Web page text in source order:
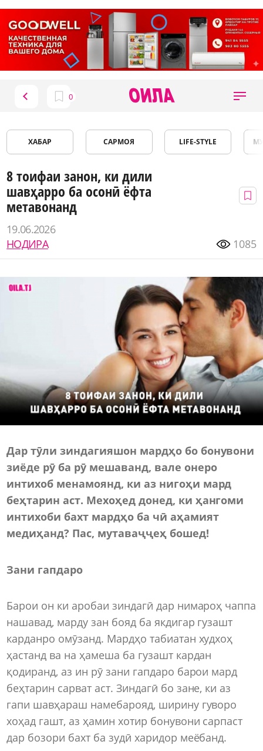
ХАБАР САРМОЯ LIFE-STYLE
8 тоифаи занон, ки дили
шавҳарро ба осонӣ ёфта
метавонанд
19.06.2026
НОДИРА
1085
Дар тӯли зиндагияшон мардҳо бо бонувони
зиёде рӯ ба рӯ мешаванд, вале онеро
интихоб менамоянд, ки аз нигоҳи мард
беҳтарин аст. Мехоҳед донед, ки ҳангоми
интихоби бахт мардҳо ба чӣ аҳамият
медиҳанд? Пас, мутаваҷҷеҳ бошед!
Зани гапдаро
Барои он ки аробаи зиндагӣ дар нимароҳ чаппа
нашавад, марду зан бояд ба якдигар гузашт
карданро омӯзанд. Мардҳо табиатан худхоҳ
ҳастанд ва на ҳамеша ба гузашт кардан
қодиранд, аз ин рӯ зани гапдаро барои мард
беҳтарин сарват аст. Зиндагӣ бо зане, ки аз
гапи шавҳараш намебарояд, ширину гуворо
хоҳад гашт, аз ҳамин хотир бонувони сарпаст
дар бозори бахт ба зудӣ харидор меёбанд.